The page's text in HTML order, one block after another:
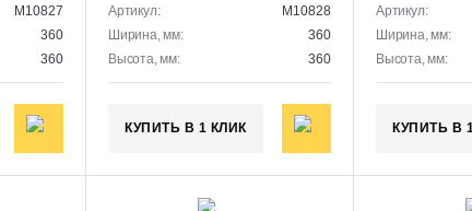
M10827
360
360
Артикул:
M10828
Ширина, мм:
360
Высота, мм:
360
КУПИТЬ В 1 КЛИК
Артикул:
Ширина, мм:
Высота, мм:
КУПИТЬ В